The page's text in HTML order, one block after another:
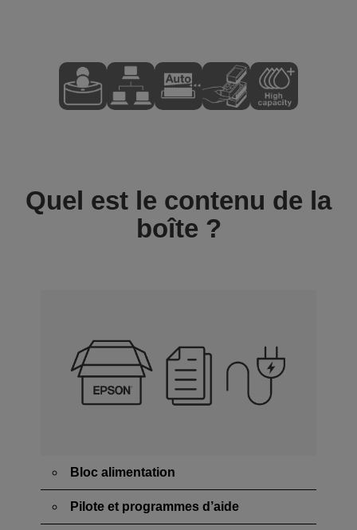
Quel est le contenu de la
boîte ?
Bloc alimentation
Pilote et programmes d’aide